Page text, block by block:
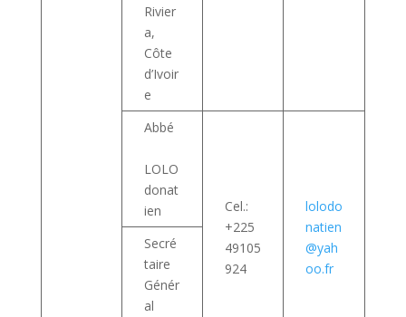
Rivier
a,
Côte
d’Ivoir
e
Abbé
LOLO
donat
ien
Cel.:
+225
49105
924
lolodo
natien
@yah
oo.fr
Secré
taire
Génér
al